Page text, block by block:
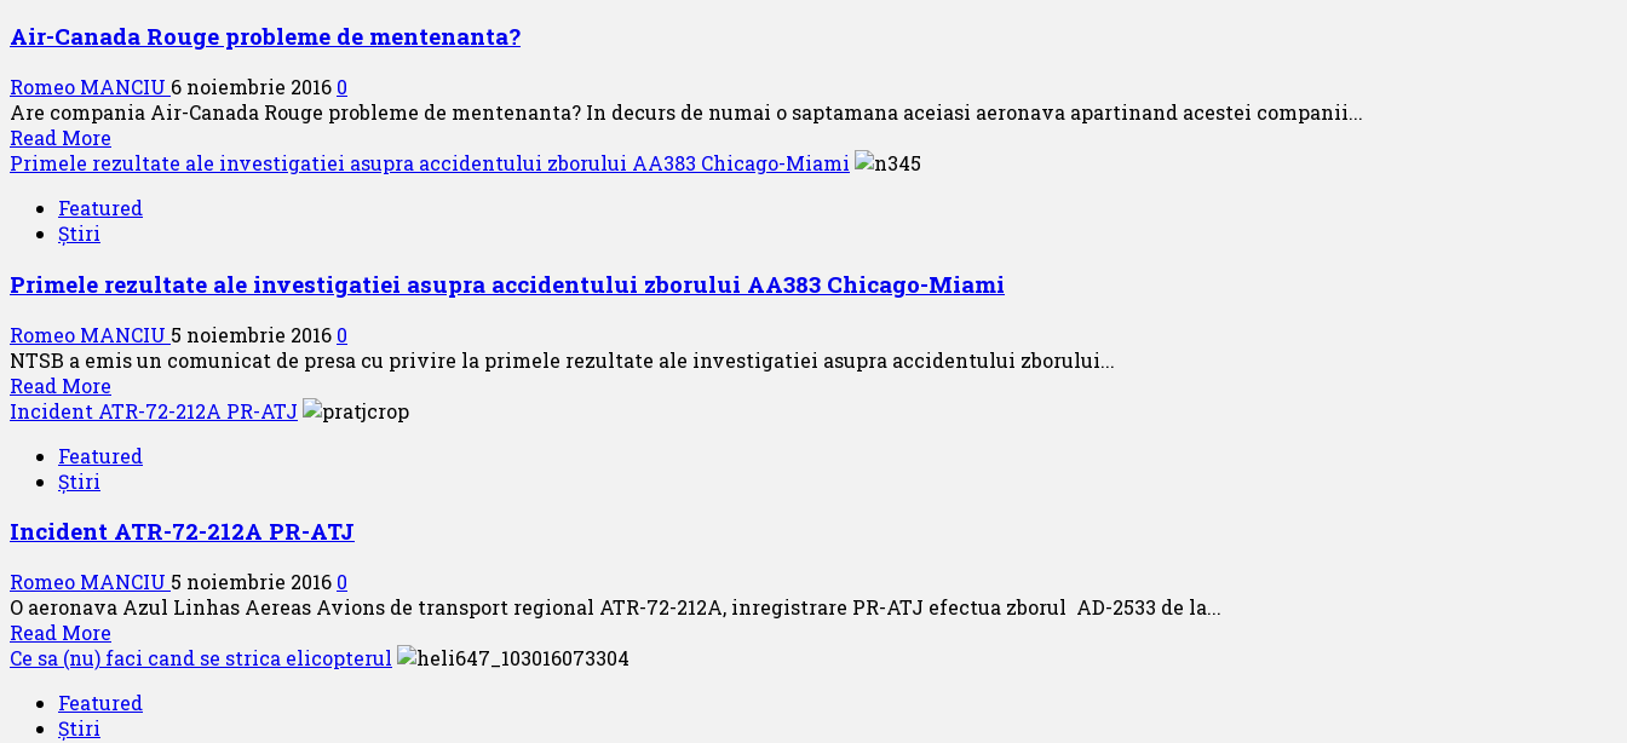
10
2016
intra
in
vigoare
AIRAC
AIP
Air-Canada Rouge probleme de mentenanta?
Romeo MANCIU 6 noiembrie 2016 0
Are compania Air-Canada Rouge probleme de mentenanta? In decurs de numai o saptamana aceiasi aeronava apartinand acestei companii...
Read More
more
Air-
probleme
mentenanta?
Primele rezultate ale investigatiei asupra accidentului zborului AA383 Chicago-Miami
Featured
Știri
Primele rezultate ale investigatiei asupra accidentului zborului AA383 Chicago-Miami
Romeo MANCIU 5 noiembrie 2016 0
NTSB a emis un comunicat de presa cu privire la primele rezultate ale investigatiei asupra accidentului zborului...
Read More
more
Primele
investigatiei
accidentului
zborului
AA383
Chicago-
Miami
Incident ATR-72-212A PR-ATJ
Featured
Știri
Incident ATR-72-212A PR-ATJ
Romeo MANCIU 5 noiembrie 2016 0
O aeronava Azul Linhas Aereas Avions de transport regional ATR-72-212A, inregistrare PR-ATJ efectua zborul AD-2533 de la...
Read More
more
Incident
Ce sa (nu) faci cand se strica elicopterul
Featured
Știri